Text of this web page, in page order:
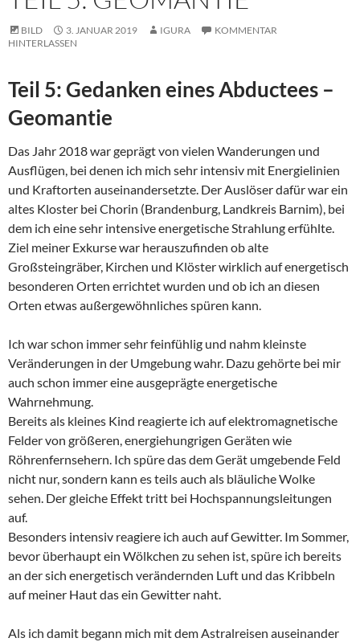
BILD 3. JANUAR 2019 IGURA
KOMMENTAR
HINTERLASSEN
Teil 5: Gedanken eines Abductees –
Geomantie
Das Jahr 2018 war geprägt von vielen Wanderungen und
Ausflügen, bei denen ich mich sehr intensiv mit Energielinien
und Kraftorten auseinandersetzte. Der Auslöser dafür war ein
altes Kloster bei Chorin (Brandenburg, Landkreis Barnim), bei
dem ich eine sehr intensive energetische Strahlung erfühlte.
Ziel meiner Exkurse war herauszufinden ob alte
Großsteingräber, Kirchen und Klöster wirklich auf energetisch
besonderen Orten errichtet wurden und ob ich an diesen
Orten etwas außergewöhnliches spüren kann.
Ich war schon immer sehr feinfühlig und nahm kleinste
Veränderungen in der Umgebung wahr. Dazu gehörte bei mir
auch schon immer eine ausgeprägte energetische
Wahrnehmung.
Bereits als kleines Kind reagierte ich auf elektromagnetische
Felder von größeren, energiehungrigen Geräten wie
Röhrenfernsehern. Ich spüre das dem Gerät umgebende Feld
nicht nur, sondern kann es teils auch als bläuliche Wolke
sehen. Der gleiche Effekt tritt bei Hochspannungsleitungen
auf.
Besonders intensiv reagiere ich auch auf Gewitter. Im Sommer,
bevor überhaupt ein Wölkchen zu sehen ist, spüre ich bereits
an der sich energetisch verändernden Luft und das Kribbeln
auf meiner Haut das ein Gewitter naht.
Als ich damit begann mich mit dem Astralreisen auseinander